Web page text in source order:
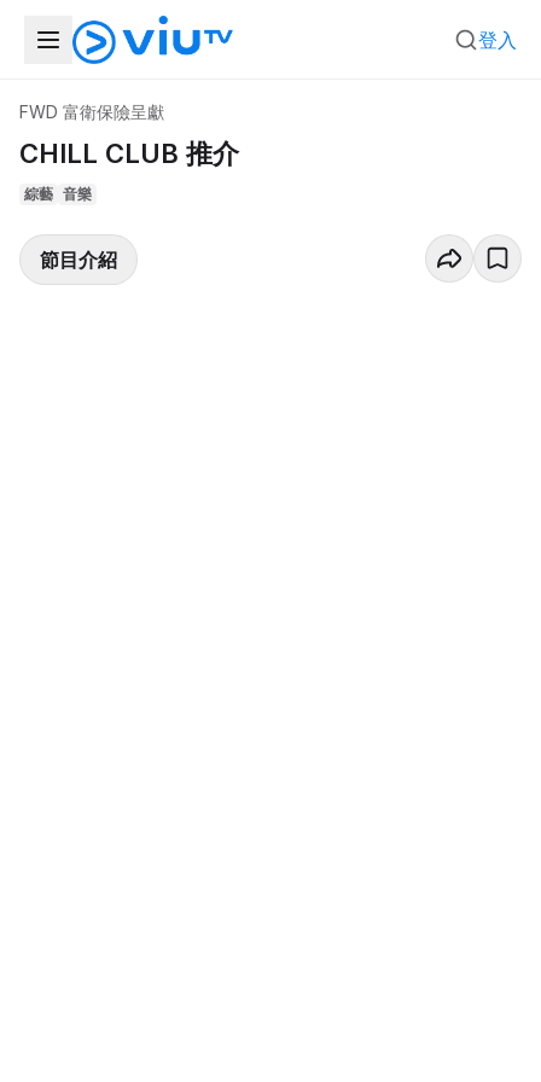
登入
FWD 富衛保險呈獻
CHILL CLUB 推介
綜藝 音樂
節目介紹